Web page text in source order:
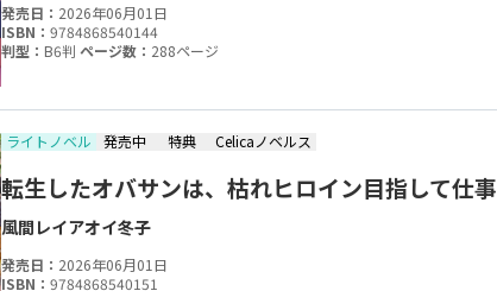
発売日： 2026年06月01日
ISBN： 9784868540144
判型： B6判 ページ数： 288ページ
ライトノベル 発売中 特典 Celicaノベルス
転生したオバサンは、枯れヒロイン目指して仕
風間レイアオイ冬子
発売日： 2026年06月01日
ISBN： 9784868540151